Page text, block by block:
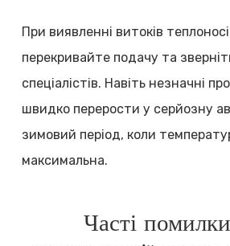
При виявленні витоків
перекривайте подачу та
спеціалістів. Навіть незначні
швидко перерости у серйозну
зимовий період, коли
максимальна.
Часті